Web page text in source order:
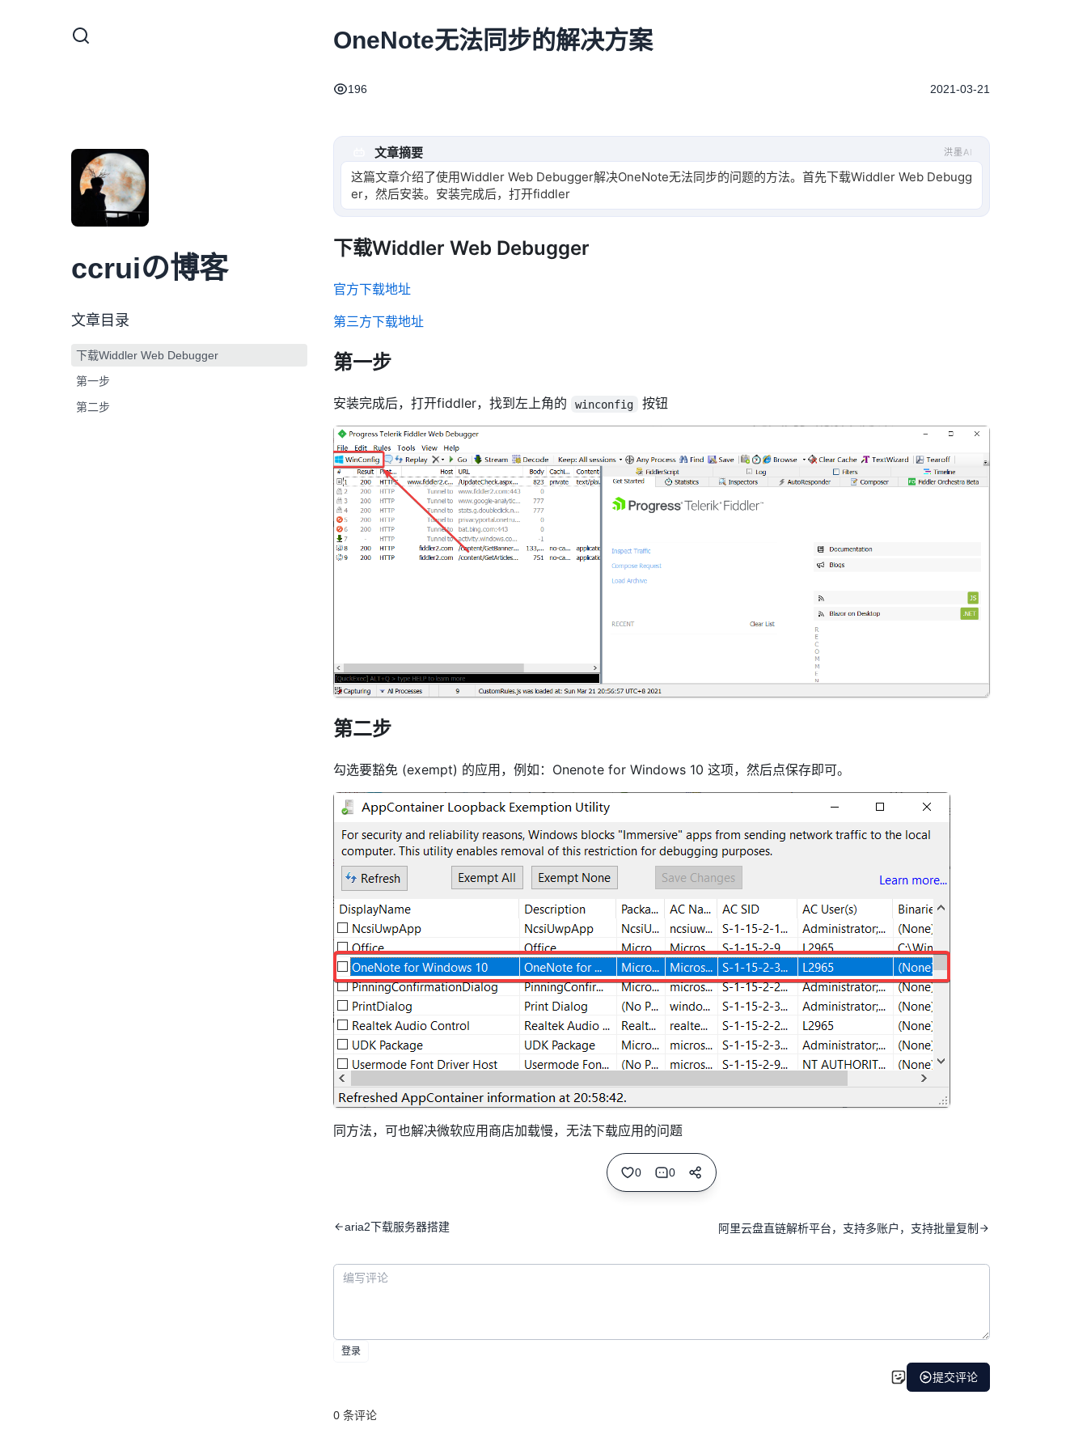
ccruiの博客
文章目录
下载Widdler Web Debugger
第一步
第二步
OneNote无法同步的解决方案
196 2021-03-21
文章摘要 洪墨AI
这篇文章介绍了使用Widdler Web Debugger解决OneNote无法同步的问题的方法。首先下载Widdler Web Debugg
er，然后安装。安装完成后，打开fiddler，找到左上角的winc
下载Widdler Web Debugger
官方下载地址
第三方下载地址
第一步
安装完成后，打开fiddler，找到左上角的 winconfig 按钮
第二步
勾选要豁免 (exempt) 的应用，例如：Onenote for Windows 10 这项，然后点保存即可。
同方法，可也解决微软应用商店加载慢，无法下载应用的问题
0 0
aria2下载服务器搭建 阿里云盘直链解析平台，支持多账户，支持批量复制